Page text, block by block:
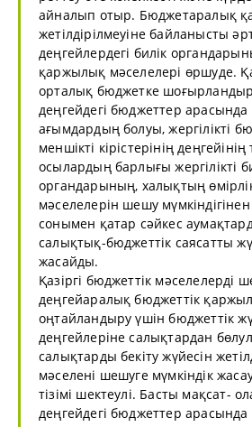
айналып отыр. Бюджетаралық
жетілдірілмеуіне байланысты
деңгейлердегі билік
қаржылық мәселелері өршуде.
орталық бюджетке
деңгейдегі бюджеттер
ағымдардың болуы, жергілікті
меншікті кірістерінің деңгейінің
осылардың барлығы жергілікті
органдарының, халықтың
мәселелерін шешу
сонымен қатар сәйкес
салықтық-бюджеттік саясатты
жасайды.
Қазіргі бюджеттік мәселелерді
деңгейаралық бюджеттік
оңтайландыру үшін бюджеттік
деңгейлеріне салықтардан
салықтарды бекіту жүйесін
мәселені шешуге мүмкіндік
тізімі шектеулі. Басты мақсат-
деңгейдегі бюджеттер арасында